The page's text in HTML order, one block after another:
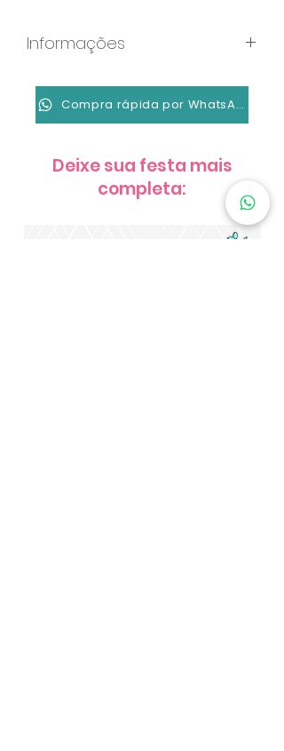
Informações
Formato: PDF
Resolução: 1080x1920px
Links de local, confirmação de
presentes e vídeo de 40
segundos do convite animado
Compra rápida por WhatsApp
Deixe sua festa mais
completa: